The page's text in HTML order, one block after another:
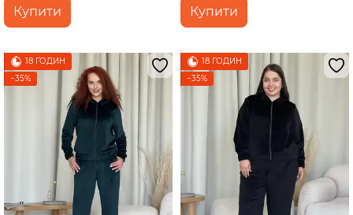
Купити Купити
18 ГОДИН
−35%
18 ГОДИН
−35%